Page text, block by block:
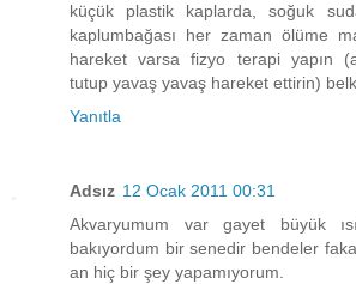
küçük plastik kaplarda, soğuk
kaplumbağası her zaman ölüme
hareket varsa fizyo terapi yapın
tutup yavaş yavaş hareket ettirin)
Yanıtla
Adsız 12 Ocak 2011 00:31
Akvaryumum var gayet büyük
bakıyordum bir senedir bendeler
an hiç bir şey yapamıyorum.